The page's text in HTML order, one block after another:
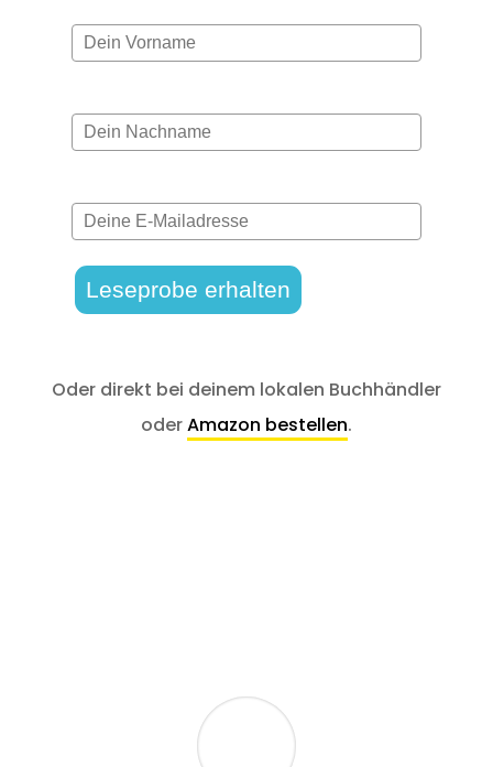
Leseprobe erhalten
Oder direkt bei deinem lokalen Buchhändler
oderAmazon bestellen.